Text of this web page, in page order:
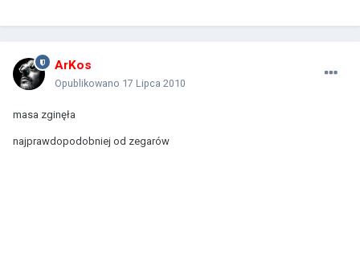
ArKos
Opublikowano 17 Lipca 2010
masa zginęła
najprawdopodobniej od zegarów